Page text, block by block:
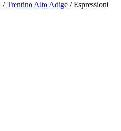
/Trentino Alto Adige / Espressioni